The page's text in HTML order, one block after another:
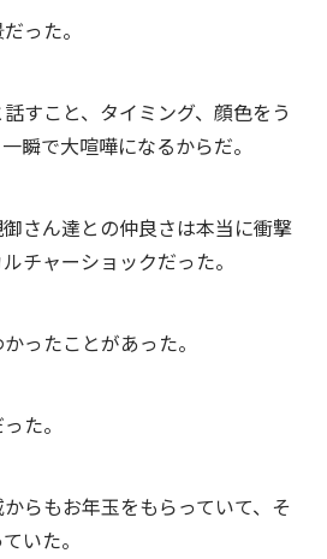
った。
すこと、タイミング、顔色をう
瞬で大喧嘩になるからだ。
さん達との仲良さは本当に衝撃
チャーショックだった。
ったことがあった。
た。
らもお年玉をもらっていて、そ
いた。